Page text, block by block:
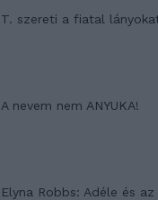
T. szereti a fiatal
A nevem nem ANYUKA!
Elyna Robbs: Adéle és